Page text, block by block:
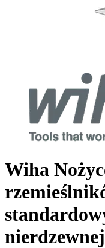
Wiha